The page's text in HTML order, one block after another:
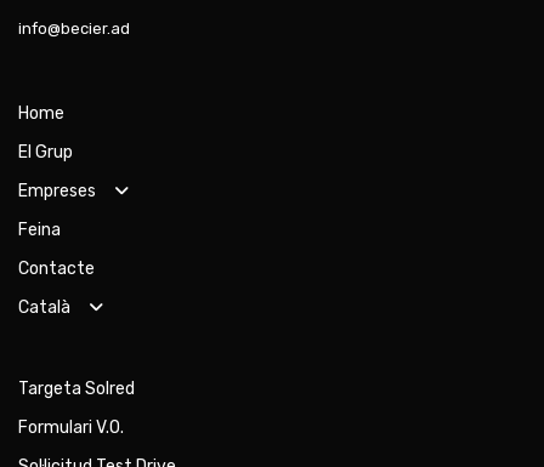
info@becier.ad
Home
El Grup
Empreses
Feina
Contacte
Català
Targeta Solred
Formulari V.O.